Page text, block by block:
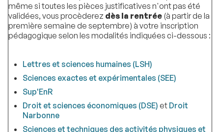
même si toutes les pièces justificatives n'ont pas été
validées, vous procèderez dès la rentrée (à partir de la
première semaine de septembre) à votre inscription
pédagogique selon les modalités indiquées ci-dessous :
Lettres et sciences humaines (LSH)
Sciences exactes et expérimentales (SEE)
Sup'EnR
Droit et sciences économiques (DSE) et Droit
Narbonne
Sciences et techniques des activités physiques et